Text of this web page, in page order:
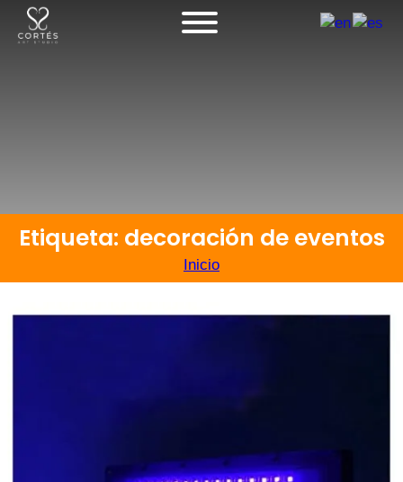
Etiqueta: decoración de eventos
Inicio